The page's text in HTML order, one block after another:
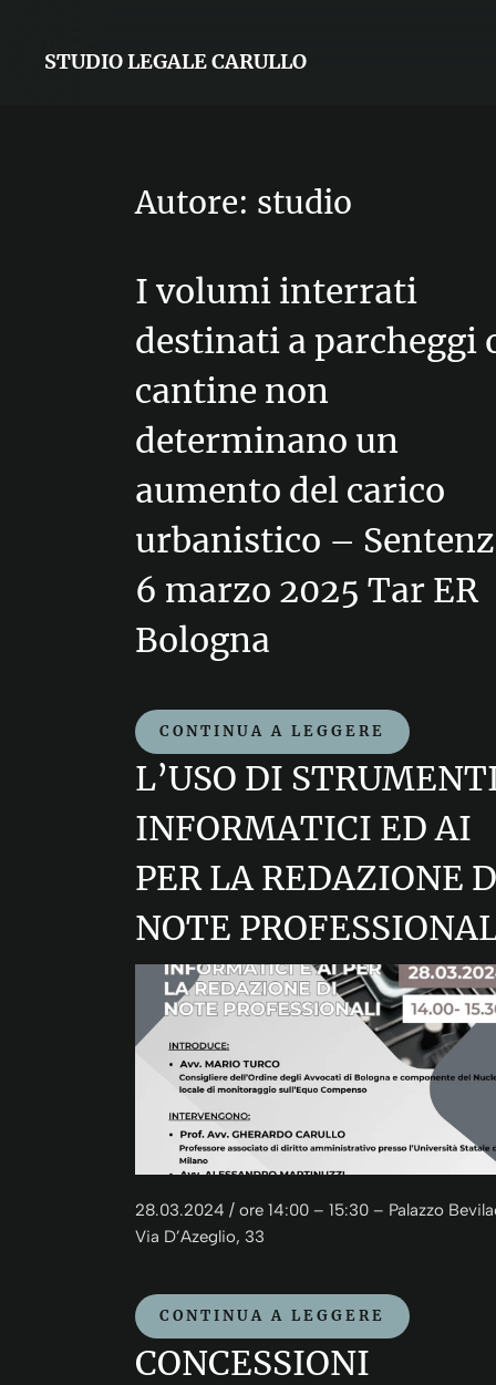
STUDIO LEGALE CARULLO
Autore: studio
I volumi interrati
destinati a parcheggi
cantine non
determinano un
aumento del carico
urbanistico –
6 marzo 2025 Tar ER
Bologna
CONTINUA A LEGGERE
L’USO DI
INFORMATICI ED AI
PER LA REDAZIONE
NOTE
28.03.2024 / ore 14:00 – 15:30 – Palazzo
Via D’Azeglio, 33
CONTINUA A LEGGERE
CONCESSIONI